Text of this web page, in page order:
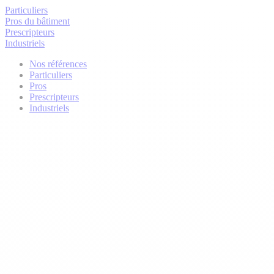
Particuliers
Pros du bâtiment
Prescripteurs
Industriels
Nos références
Particuliers
Pros
Prescripteurs
Industriels